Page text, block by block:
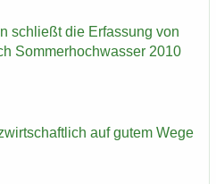
schließt die Er­fas­sung von
Som­mer­hoch­was­ser 2010
auf gutem Wege